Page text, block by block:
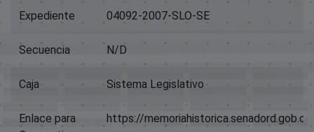
Expediente 04092-2007-SLO-SE
Secuencia N/D
Caja Sistema Legislativo
Enlace para
https://